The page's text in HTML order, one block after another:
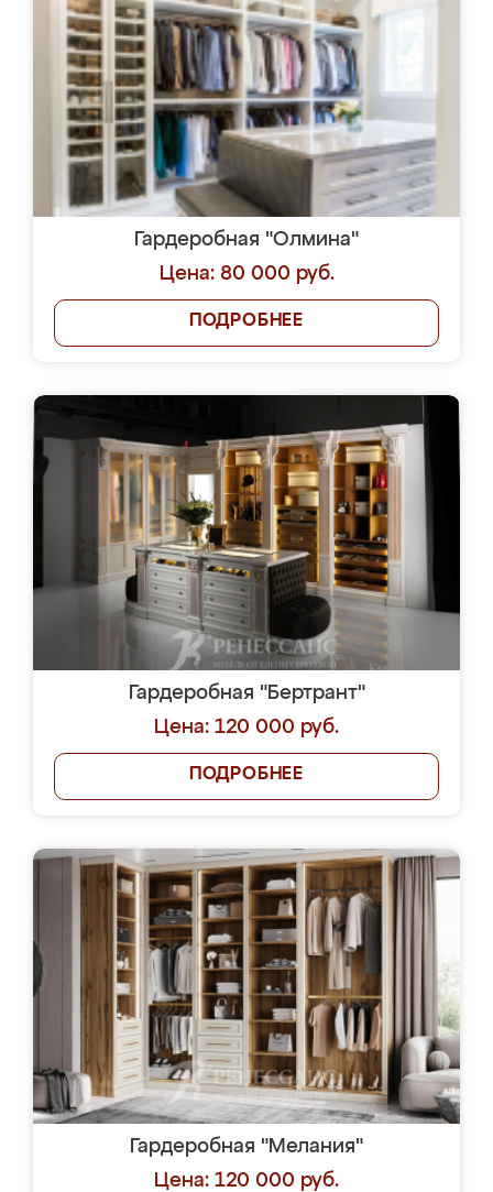
Гардеробная "Олмина"
Цена: 80 000 руб.
ПОДРОБНЕЕ
Гардеробная "Бертрант"
Цена: 120 000 руб.
ПОДРОБНЕЕ
Гардеробная "Мелания"
Цена: 120 000 руб.